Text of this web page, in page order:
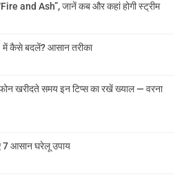
and Ash”, जानें कब और कहां होगी स्ट्रीम
कैसे बदलें? आसान तरीका
खरीदते समय इन टिप्स का रखें ख्याल — वरना
आसान घरेलू उपाय